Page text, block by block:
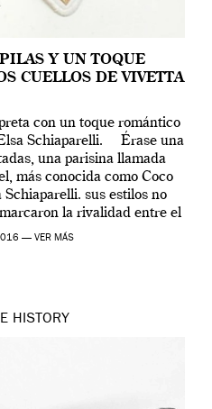
Y UN TOQUE
CUELLOS DE VIVETTA
con un toque romántico
Schiaparelli. Érase una
una parisina llamada
más conocida como Coco
sus estilos no
la rivalidad entre el
y la […]
— VER MÁS
HISTORY